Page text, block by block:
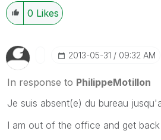
0 Likes
‎2013-05-31 09:32 AM
In response to PhilippeMotillon
Je suis absent(e) du bureau
I am out of the office and get